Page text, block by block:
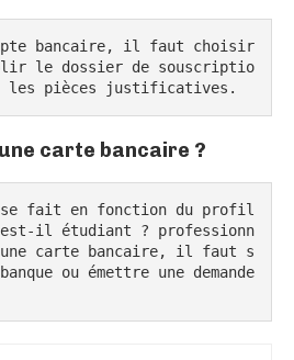
bancaire, il faut choisir
le dossier de souscriptio
les pièces justificatives.
carte bancaire ?
se fait en fonction du profil
il étudiant ? professionn
carte bancaire, il faut s
ou émettre une demande